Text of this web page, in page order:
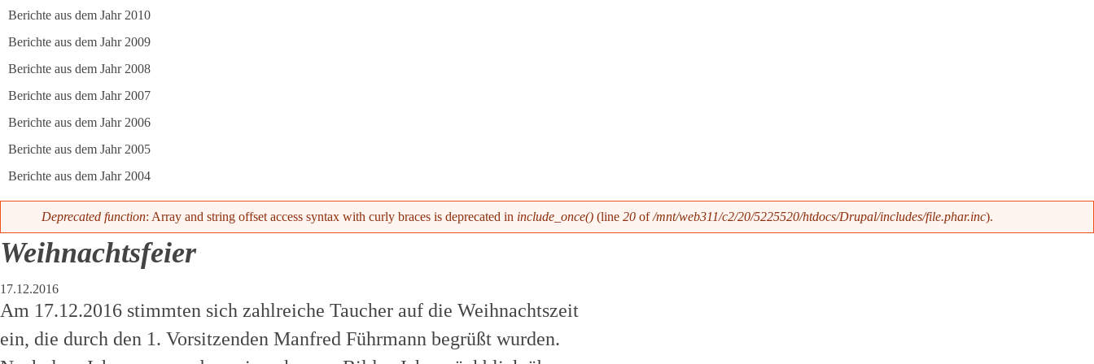
Berichte aus dem Jahr 2010
Berichte aus dem Jahr 2009
Berichte aus dem Jahr 2008
Berichte aus dem Jahr 2007
Berichte aus dem Jahr 2006
Berichte aus dem Jahr 2005
Berichte aus dem Jahr 2004
Fehlermeldung
Deprecated function: Array and string offset access syntax with curly braces is deprecated in include_once() (line 20 of/mnt/web311/c2/20/5225520/htdocs/Drupal/includes/file.phar.inc).
Weihnachtsfeier
17.12.2016
Am 17.12.2016 stimmten sich zahlreiche Taucher auf die Weihnachtszeit
ein, die durch den 1. Vorsitzenden Manfred Führmann begrüßt wurden.